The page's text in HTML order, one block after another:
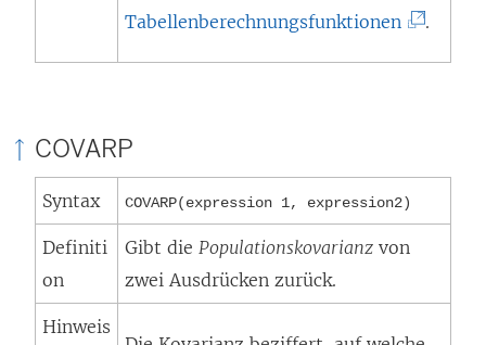
Tabellenberechnungsfunktionen
w
i
r
.
COVARP
Syntax COVARP(expression 1, expression2)
Definiti
on
Gibt die Populationskovarianz von
zwei Ausdrücken zurück.
Hinweis